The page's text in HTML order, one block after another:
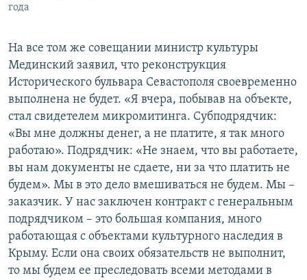
года
На все том же совещании министр культуры
Мединский заявил, что реконструкция
Исторического бульвара Севастополя своевременно
выполнена не будет. «Я вчера, побывав на объекте,
стал свидетелем микромитинга. Субподрядчик:
«Вы мне должны денег, а не платите, я так много
работаю». Подрядчик: «Не знаем, что вы работаете,
вы нам документы не сдаете, ни за что платить не
будем». Мы в это дело вмешиваться не будем. Мы –
заказчик. У нас заключен контракт с генеральным
подрядчиком – это большая компания, много
работающая с объектами культурного наследия в
Крыму. Если она своих обязательств не выполнит,
то мы будем ее преследовать всеми методами в